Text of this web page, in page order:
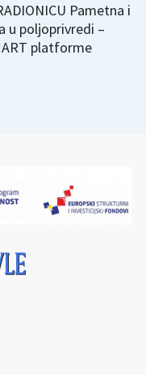
Pametna i
u poljoprivredi –
platforme